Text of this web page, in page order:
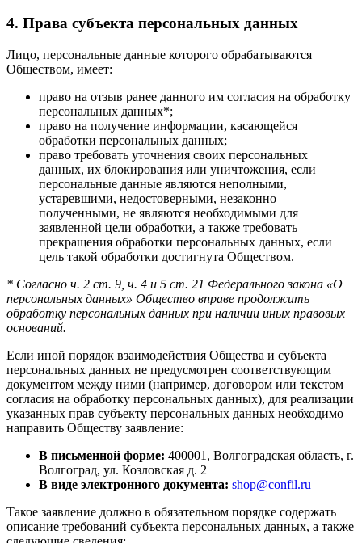
4. Права субъекта персональных данных
Лицо, персональные данные которого обрабатываются
Обществом, имеет:
право на отзыв ранее данного им согласия на обработку
персональных данных*;
право на получение информации, касающейся
обработки персональных данных;
право требовать уточнения своих персональных
данных, их блокирования или уничтожения, если
персональные данные являются неполными,
устаревшими, недостоверными, незаконно
полученными, не являются необходимыми для
заявленной цели обработки, а также требовать
прекращения обработки персональных данных, если
цель такой обработки достигнута Обществом.
* Согласно ч. 2 ст. 9, ч. 4 и 5 ст. 21 Федерального закона «О
персональных данных» Общество вправе продолжить
обработку персональных данных при наличии иных правовых
оснований.
Если иной порядок взаимодействия Общества и субъекта
персональных данных не предусмотрен соответствующим
документом между ними (например, договором или текстом
согласия на обработку персональных данных), для реализации
указанных прав субъекту персональных данных необходимо
направить Обществу заявление:
В письменной форме: 400001, Волгоградская область, г.
Волгоград, ул. Козловская д. 2
В виде электронного документа: shop@confil.ru
Такое заявление должно в обязательном порядке содержать
описание требований субъекта персональных данных, а также